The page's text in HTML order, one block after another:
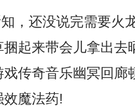
，还没说完需要火
起来带会儿拿出去
传奇音乐幽冥回廊
效魔法药!